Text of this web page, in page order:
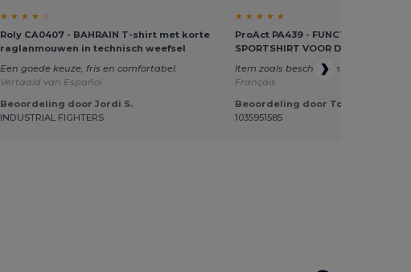
★ ★ ★ ★ ☆
Roly CA0407 - BAHRAIN T-shirt met korte
raglanmouwen in technisch weefsel
Een goede keuze, fris en comfortabel.
Vertaald van Español
Beoordeling door Jordi S.
INDUSTRIAL FIGHTERS
★ ★ ★ ★ ★
ProAct PA439 - FUNCTIONEEL
SPORTSHIRT VOOR DAMES
Item zoals beschreven
Français
Beoordeling door Tom M.
1035951585